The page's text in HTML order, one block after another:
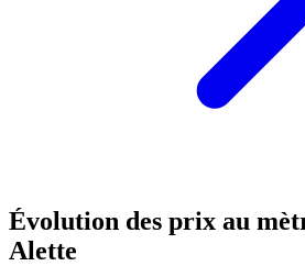
Évolution des prix au
Alette